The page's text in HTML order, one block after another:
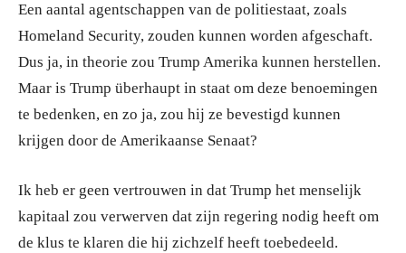
Een aantal agentschappen van de politiestaat, zoals
Homeland Security, zouden kunnen worden afgeschaft.
Dus ja, in theorie zou Trump Amerika kunnen herstellen.
Maar is Trump überhaupt in staat om deze benoemingen
te bedenken, en zo ja, zou hij ze bevestigd kunnen
krijgen door de Amerikaanse Senaat?
Ik heb er geen vertrouwen in dat Trump het menselijk
kapitaal zou verwerven dat zijn regering nodig heeft om
de klus te klaren die hij zichzelf heeft toebedeeld.